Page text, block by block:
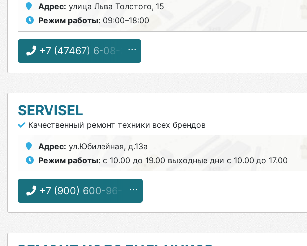
Адрес: улица Льва Толстого, 15
Режим работы: 09:00–18:00
+7 (47467) 6-08-32
SERVISEL
Качественный ремонт техники всех брендов
Адрес: ул.Юбилейная, д.13а
Режим работы: с 10.00 до 19.00 выходные дни с 10.00 до 17.00
+7 (900) 600-96-55